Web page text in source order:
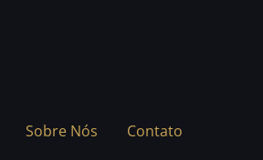
Sobre Nós Contato